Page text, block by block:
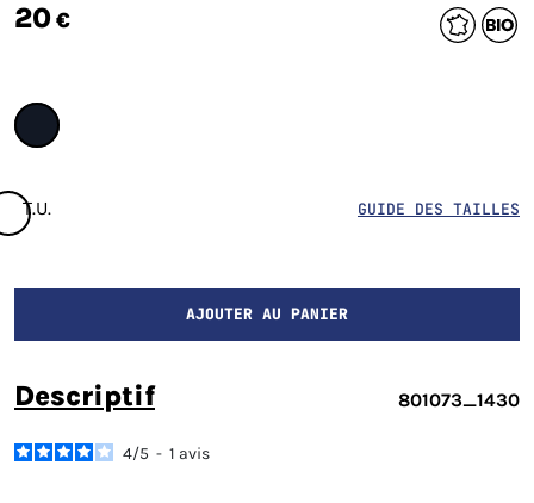
20€
T.U. GUIDE DES TAILLES
AJOUTER AU PANIER
descriptif 801073_1430
4/5 - 1 avis